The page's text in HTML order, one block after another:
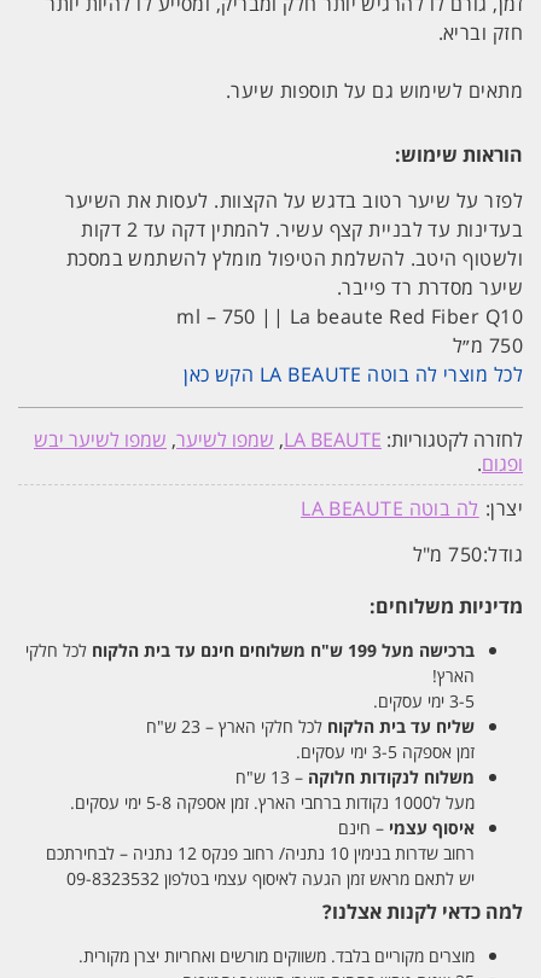
חזק ובריא.
מתאים לשימוש גם על תוספות שיער.
הוראות שימוש:
לפזר על שיער רטוב בדגש על הקצוות. לעסות את השיער
בעדינות עד לבניית קצף עשיר. להמתין דקה עד 2 דקות
ולשטוף היטב. להשלמת הטיפול מומלץ להשתמש במסכת
שיער מסדרת רד פייבר.
ml – 750 || La beaute Red Fiber Q10
750 מ״ל
לכל מוצרי לה בוטה LA BEAUTE הקש כאן
לחזרה לקטגוריות: LA BEAUTE
, שמפו לשיער, שמפו לשיער יבש
ופגום.
יצרן: לה בוטה LA BEAUTE
גודל:750 מ"ל
מדיניות משלוחים:
ברכישה מעל 199 ש"ח משלוחים חינם עד בית הלקוח לכל חלקי
הארץ!
3-5 ימי עסקים.
שליח עד בית הלקוח לכל חלקי הארץ – 23 ש"ח
זמן אספקה 3-5 ימי עסקים.
משלוח לנקודות חלוקה – 13 ש"ח
מעל ל1000 נקודות ברחבי הארץ. זמן אספקה 5-8 ימי עסקים.
איסוף עצמי – חינם
רחוב שדרות בנימין 10 נתניה/ רחוב פנקס 12 נתניה – לבחירתכם
יש לתאם מראש זמן הגעה לאיסוף עצמי בטלפון 09-8323532
למה כדאי לקנות אצלנו?
מוצרים מקוריים בלבד. משווקים מורשים ואחריות יצרן מקורית.